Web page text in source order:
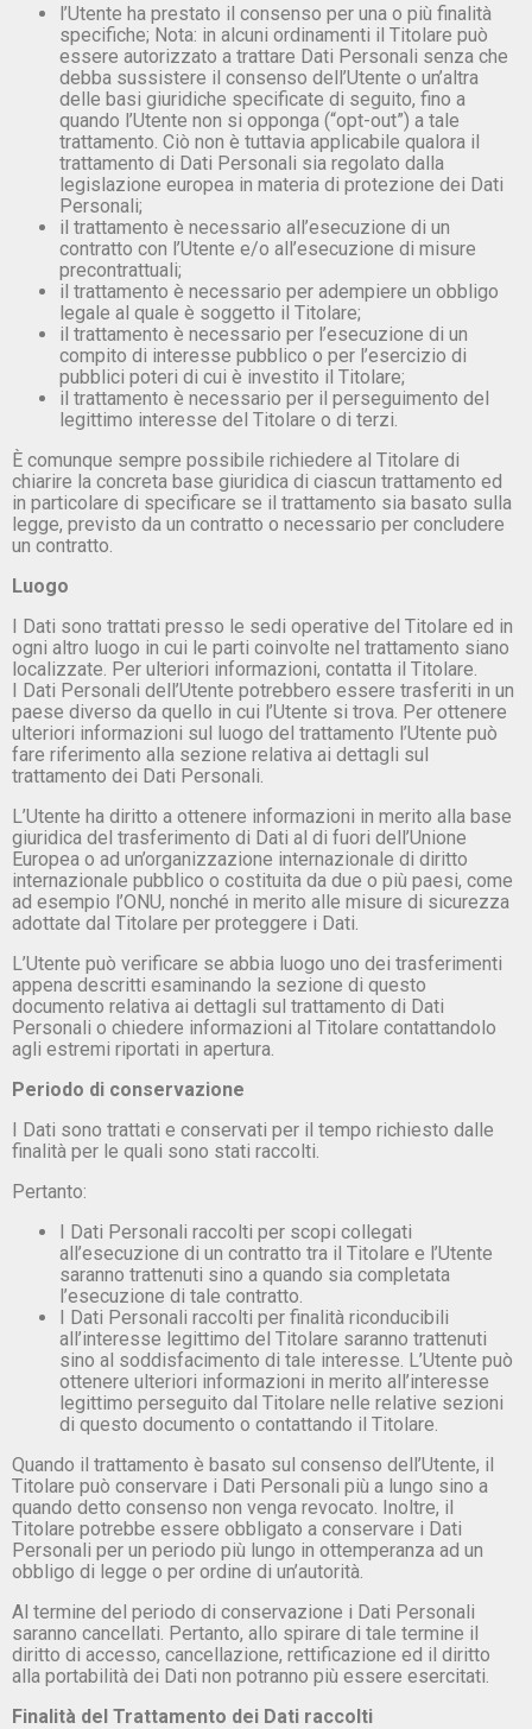
l’Utente ha prestato il consenso per una o più finalità
specifiche; Nota: in alcuni ordinamenti il Titolare può
essere autorizzato a trattare Dati Personali senza che
debba sussistere il consenso dell’Utente o un’altra
delle basi giuridiche specificate di seguito, fino a
quando l’Utente non si opponga (“opt-out”) a tale
trattamento. Ciò non è tuttavia applicabile qualora il
trattamento di Dati Personali sia regolato dalla
legislazione europea in materia di protezione dei Dati
Personali;
il trattamento è necessario all’esecuzione di un
contratto con l’Utente e/o all’esecuzione di misure
precontrattuali;
il trattamento è necessario per adempiere un obbligo
legale al quale è soggetto il Titolare;
il trattamento è necessario per l’esecuzione di un
compito di interesse pubblico o per l’esercizio di
pubblici poteri di cui è investito il Titolare;
il trattamento è necessario per il perseguimento del
legittimo interesse del Titolare o di terzi.
È comunque sempre possibile richiedere al Titolare di
chiarire la concreta base giuridica di ciascun trattamento ed
in particolare di specificare se il trattamento sia basato sulla
legge, previsto da un contratto o necessario per concludere
un contratto.
Luogo
I Dati sono trattati presso le sedi operative del Titolare ed in
ogni altro luogo in cui le parti coinvolte nel trattamento siano
localizzate. Per ulteriori informazioni, contatta il Titolare.
I Dati Personali dell’Utente potrebbero essere trasferiti in un
paese diverso da quello in cui l’Utente si trova. Per ottenere
ulteriori informazioni sul luogo del trattamento l’Utente può
fare riferimento alla sezione relativa ai dettagli sul
trattamento dei Dati Personali.
L’Utente ha diritto a ottenere informazioni in merito alla base
giuridica del trasferimento di Dati al di fuori dell’Unione
Europea o ad un’organizzazione internazionale di diritto
internazionale pubblico o costituita da due o più paesi, come
ad esempio l’ONU, nonché in merito alle misure di sicurezza
adottate dal Titolare per proteggere i Dati.
L’Utente può verificare se abbia luogo uno dei trasferimenti
appena descritti esaminando la sezione di questo
documento relativa ai dettagli sul trattamento di Dati
Personali o chiedere informazioni al Titolare contattandolo
agli estremi riportati in apertura.
Periodo di conservazione
I Dati sono trattati e conservati per il tempo richiesto dalle
finalità per le quali sono stati raccolti.
Pertanto:
I Dati Personali raccolti per scopi collegati
all’esecuzione di un contratto tra il Titolare e l’Utente
saranno trattenuti sino a quando sia completata
l’esecuzione di tale contratto.
I Dati Personali raccolti per finalità riconducibili
all’interesse legittimo del Titolare saranno trattenuti
sino al soddisfacimento di tale interesse. L’Utente può
ottenere ulteriori informazioni in merito all’interesse
legittimo perseguito dal Titolare nelle relative sezioni
di questo documento o contattando il Titolare.
Quando il trattamento è basato sul consenso dell’Utente, il
Titolare può conservare i Dati Personali più a lungo sino a
quando detto consenso non venga revocato. Inoltre, il
Titolare potrebbe essere obbligato a conservare i Dati
Personali per un periodo più lungo in ottemperanza ad un
obbligo di legge o per ordine di un’autorità.
Al termine del periodo di conservazione i Dati Personali
saranno cancellati. Pertanto, allo spirare di tale termine il
diritto di accesso, cancellazione, rettificazione ed il diritto
alla portabilità dei Dati non potranno più essere esercitati.
Finalità del Trattamento dei Dati raccolti